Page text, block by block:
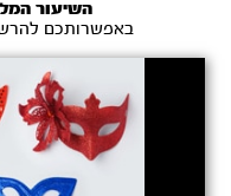
השיעור
באפשרותכם